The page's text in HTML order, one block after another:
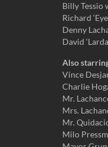
Billy Tessio
Richard
Denny
David
Also
Vince
Charlie
Mr.
Mrs.
Mr.
Milo